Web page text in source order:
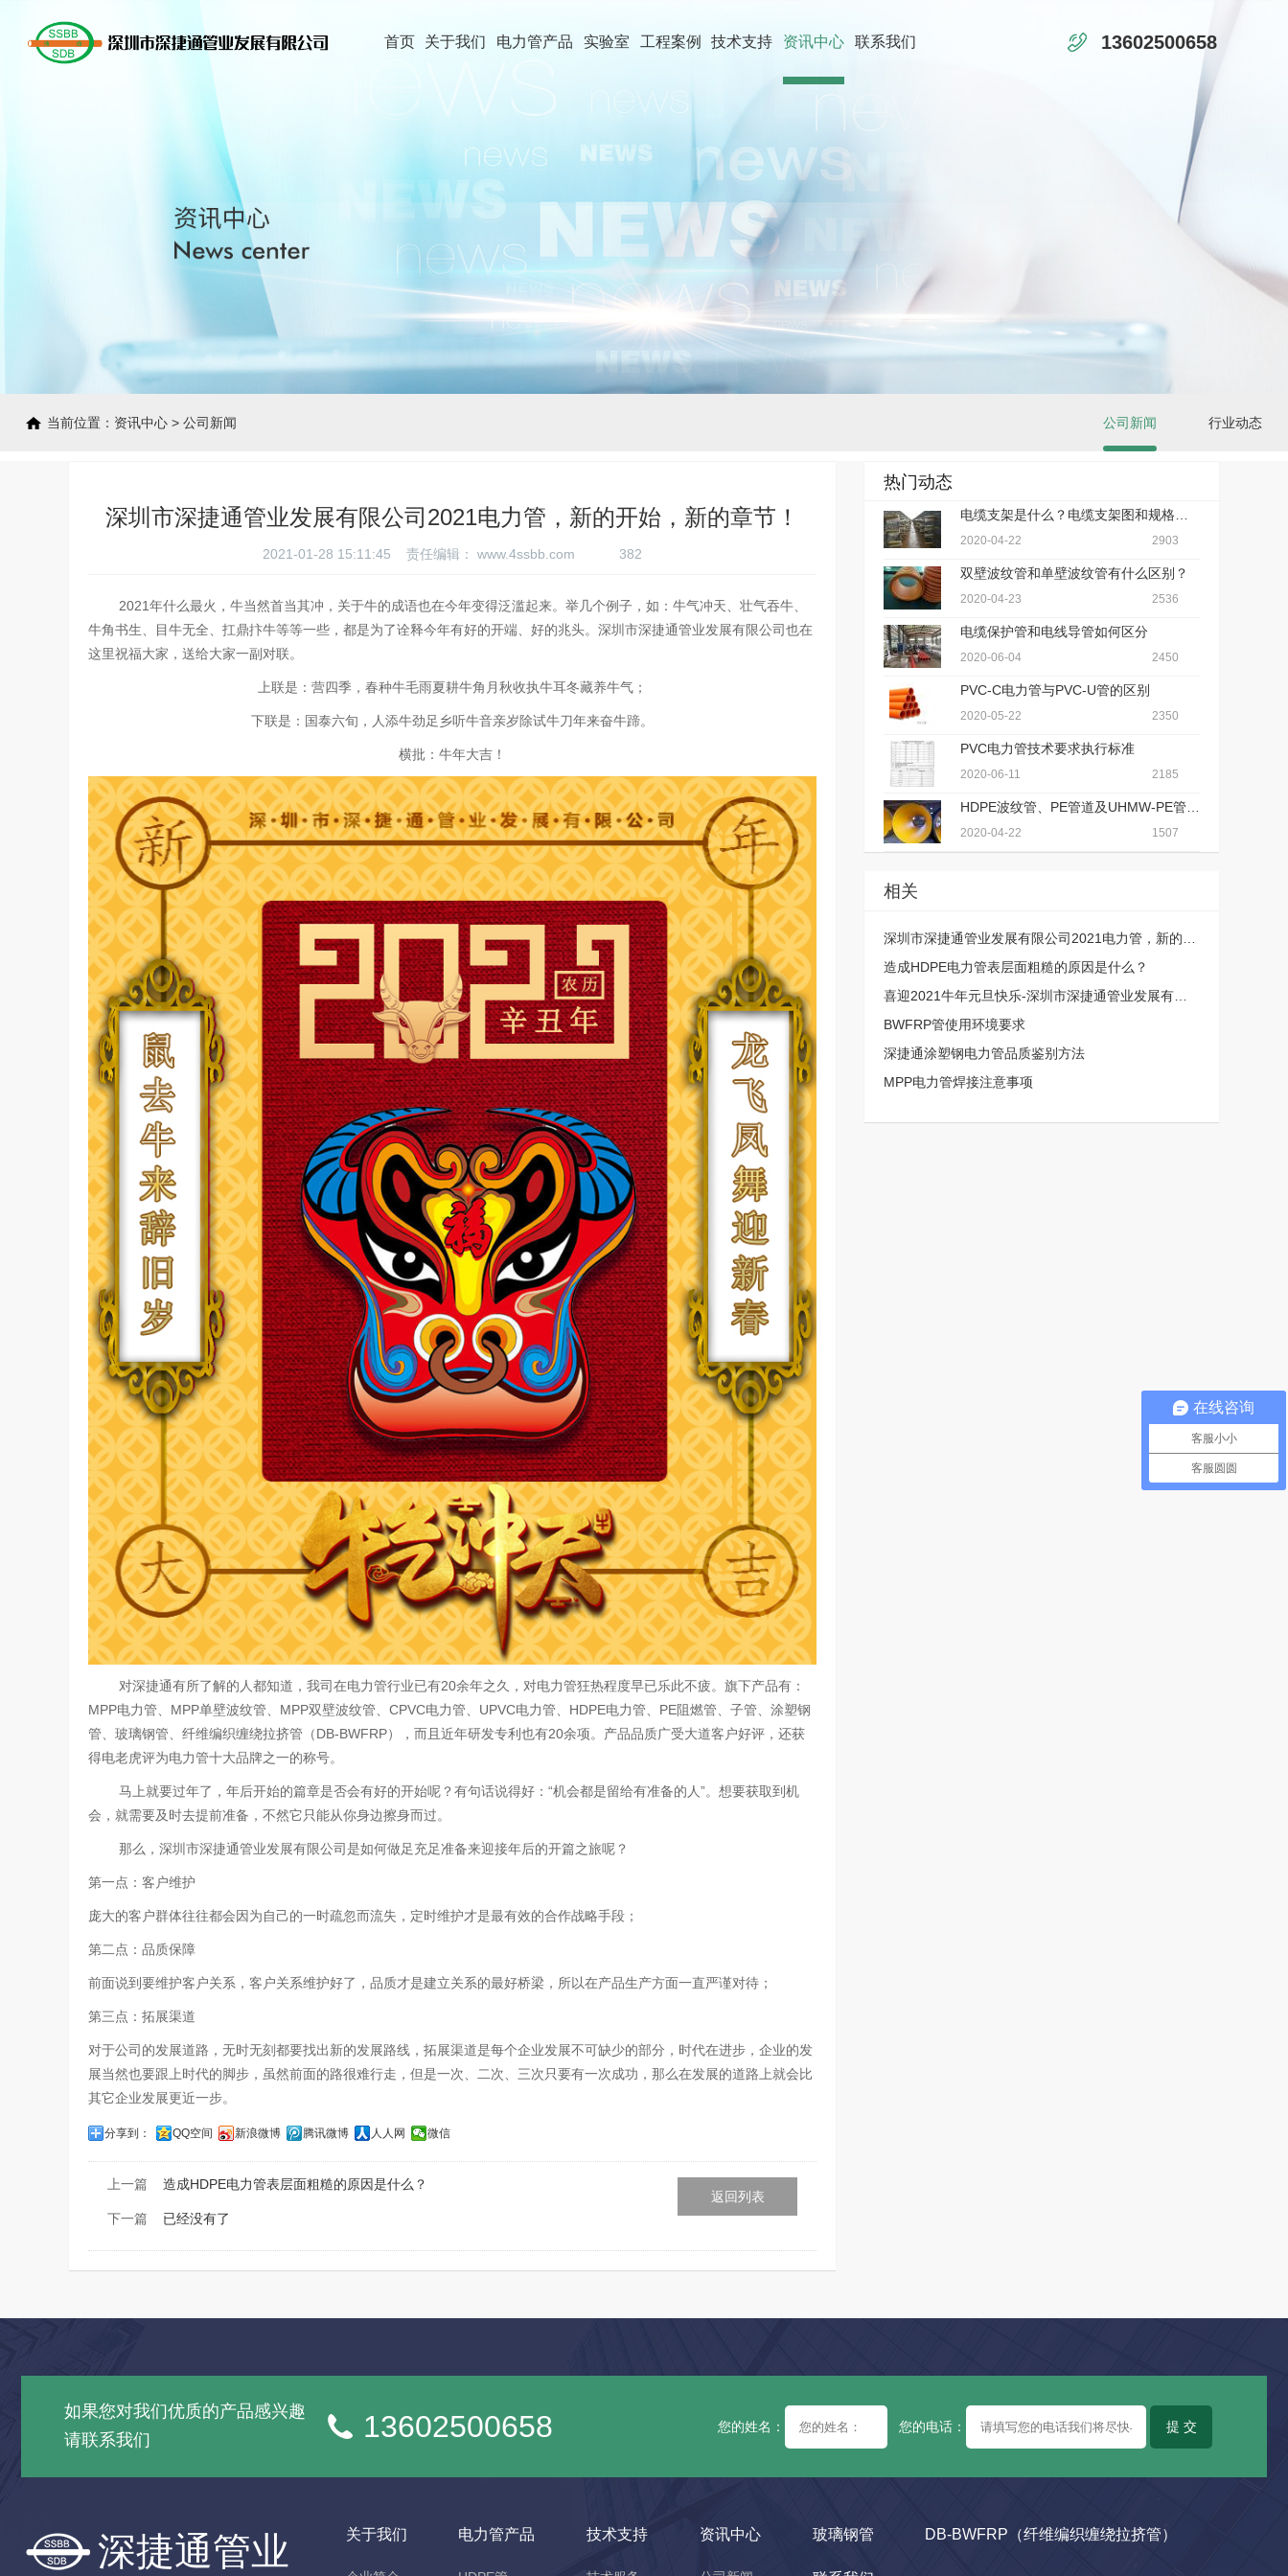
首页 关于我们 电力管产品 实验室 工程案例 技术支持 资讯中心 联系我们 13602500658
当前位置： 资讯中心> 公司新闻 公司新闻 行业动态
深圳市深捷通管业发展有限公司2021电力管，新的开始，新的章节！
2021-01-28 15:11:45 责任编辑： www.4ssbb.com 382
2021年什么最火，牛当然首当其冲，关于牛的成语也在今年变得泛滥起来。举几个例子，如：牛气冲天、壮气吞牛、
牛角书生、目牛无全、扛鼎抃牛等等一些，都是为了诠释今年有好的开端、好的兆头。深圳市深捷通管业发展有限公司也在
这里祝福大家，送给大家一副对联。
上联是：营四季，春种牛毛雨夏耕牛角月秋收执牛耳冬藏养牛气；
下联是：国泰六旬，人添牛劲足乡听牛音亲岁除试牛刀年来奋牛蹄。
横批：牛年大吉！
对深捷通有所了解的人都知道，我司在电力管行业已有20余年之久，对电力管狂热程度早已乐此不疲。旗下产品有：
MPP电力管、MPP单壁波纹管、MPP双壁波纹管、CPVC电力管、UPVC电力管、HDPE电力管、PE阻燃管、子管、涂塑钢
管、玻璃钢管、纤维编织缠绕拉挤管（DB-BWFRP），而且近年研发专利也有20余项。产品品质广受大道客户好评，还获
得电老虎评为电力管十大品牌之一的称号。
马上就要过年了，年后开始的篇章是否会有好的开始呢？有句话说得好：“机会都是留给有准备的人”。想要获取到机
会，就需要及时去提前准备，不然它只能从你身边擦身而过。
那么，深圳市深捷通管业发展有限公司是如何做足充足准备来迎接年后的开篇之旅呢？
第一点：客户维护
庞大的客户群体往往都会因为自己的一时疏忽而流失，定时维护才是最有效的合作战略手段；
第二点：品质保障
前面说到要维护客户关系，客户关系维护好了，品质才是建立关系的最好桥梁，所以在产品生产方面一直严谨对待；
第三点：拓展渠道
对于公司的发展道路，无时无刻都要找出新的发展路线，拓展渠道是每个企业发展不可缺少的部分，时代在进步，企业的发
展当然也要跟上时代的脚步，虽然前面的路很难行走，但是一次、二次、三次只要有一次成功，那么在发展的道路上就会比
其它企业发展更近一步。
分享到： QQ空间 新浪微博 腾讯微博 人人网 微信
返回列表
上一篇 造成HDPE电力管表层面粗糙的原因是什么？
下一篇 已经没有了
热门动态
2020-04-22 2903
双壁波纹管和单壁波纹管有什么区别？
2020-04-23 2536
电缆保护管和电线导管如何区分
2020-06-04 2450
PVC-C电力管与PVC-U管的区别
2020-05-22 2350
PVC电力管技术要求执行标准
2020-06-11 2185
2020-04-22 1507
相关
造成HDPE电力管表层面粗糙的原因是什么？
BWFRP管使用环境要求
深捷通涂塑钢电力管品质鉴别方法
MPP电力管焊接注意事项
如果您对我们优质的产品感兴趣
请联系我们
13602500658 您的姓名： 您的电话： 提 交
深捷通管业 关于我们 电力管产品 技术支持 资讯中心 玻璃钢管 DB-BWFRP（纤维编织缠绕拉挤管）
在线咨询
客服小小
客服圆圆